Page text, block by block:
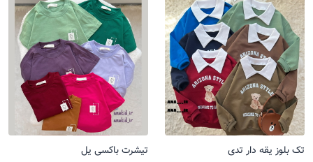
تک بلوز یقه دار تدی
تیشرت باکسی یل